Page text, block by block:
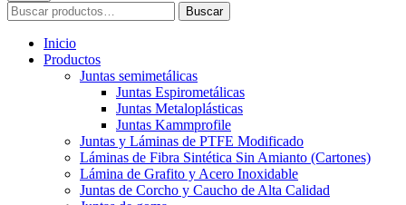
Buscar
por:
Buscar
Inicio
Productos
Juntas semimetálicas
Juntas Espirometálicas
Juntas Metaloplásticas
Juntas Kammprofile
Juntas y Láminas de PTFE Modificado
Láminas de Fibra Sintética Sin Amianto (Cartones)
Lámina de Grafito y Acero Inoxidable
Juntas de Corcho y Caucho de Alta Calidad